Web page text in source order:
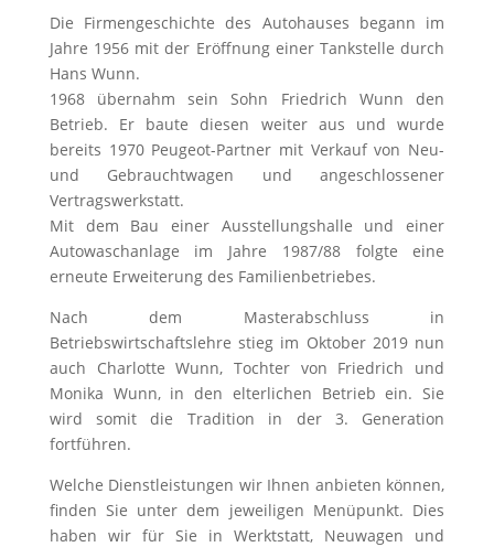
Die Firmengeschichte des Autohauses begann im
Jahre 1956 mit der Eröffnung einer Tankstelle durch
Hans Wunn.
1968 übernahm sein Sohn Friedrich Wunn den
Betrieb. Er baute diesen weiter aus und wurde
bereits 1970 Peugeot-Partner mit Verkauf von Neu-
und Gebrauchtwagen und angeschlossener
Vertragswerkstatt.
Mit dem Bau einer Ausstellungshalle und einer
Autowaschanlage im Jahre 1987/88 folgte eine
erneute Erweiterung des Familienbetriebes.
Nach dem Masterabschluss in
Betriebswirtschaftslehre stieg im Oktober 2019 nun
auch Charlotte Wunn, Tochter von Friedrich und
Monika Wunn, in den elterlichen Betrieb ein. Sie
wird somit die Tradition in der 3. Generation
fortführen.
Welche Dienstleistungen wir Ihnen anbieten können,
finden Sie unter dem jeweiligen Menüpunkt. Dies
haben wir für Sie in Werktstatt, Neuwagen und